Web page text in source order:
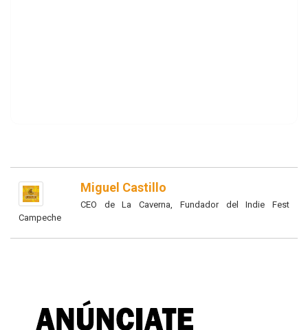
Miguel Castillo
CEO de La Caverna, Fundador del Indie Fest
Campeche